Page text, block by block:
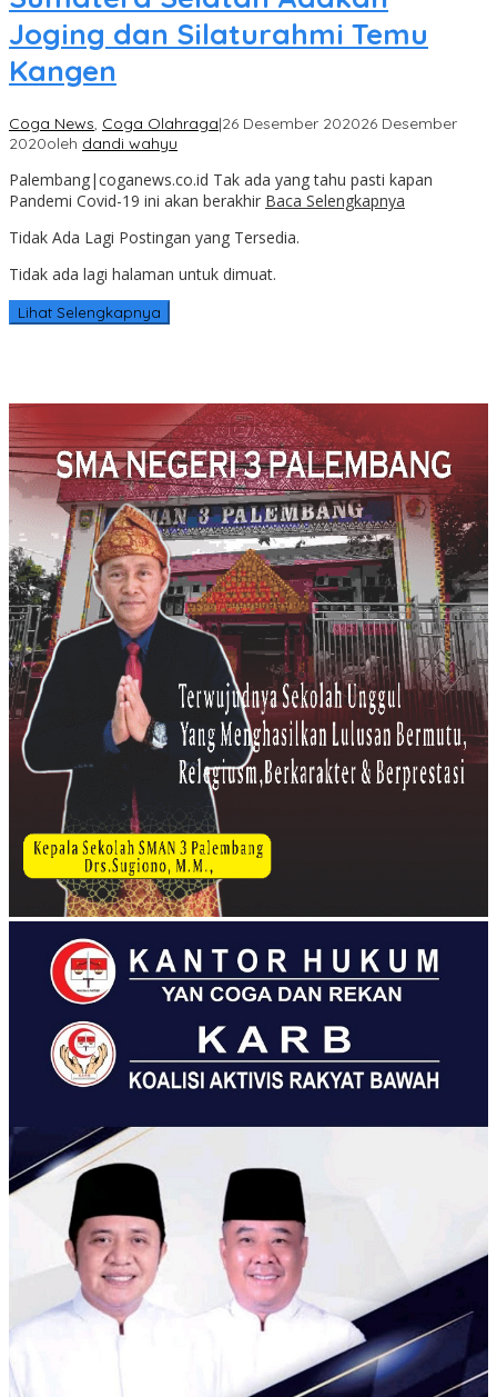
Joging dan Silaturahmi Temu
Kangen
Coga News, Coga Olahraga|26 Desember 202026 Desember
2020oleh dandi wahyu
Palembang|coganews.co.id Tak ada yang tahu pasti kapan
Pandemi Covid-19 ini akan berakhir Baca Selengkapnya
Tidak Ada Lagi Postingan yang Tersedia.
Tidak ada lagi halaman untuk dimuat.
Lihat Selengkapnya